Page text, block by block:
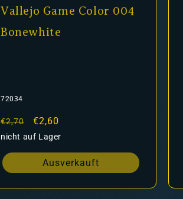
Vallejo Game Color 004
Bonewhite
72034
Normaler
Preis
€2,70 Verkaufspreis
€2,60
nicht auf Lager
Ausverkauft